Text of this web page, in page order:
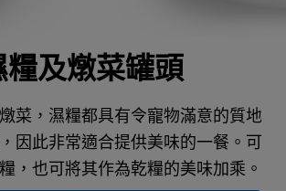
糧及燉菜罐頭
菜，濕糧都具有令寵物滿意的質地
因此非常適合提供美味的一餐。可
，也可將其作為乾糧的美味加乘。